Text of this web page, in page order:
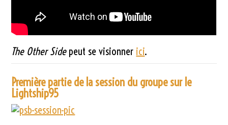
The Other Sidepeut se visionner ici.
Première partie de la session du groupe sur le
Lightship95